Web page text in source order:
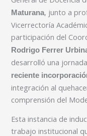
Maturana, junto a
Vicerrectoría
participación del
Rodrigo Ferrer
desarrolló una
reciente
integración al
comprensión del
Esta instancia de
trabajo institucional